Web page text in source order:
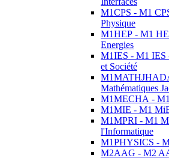
M1CPS - M1
Physique
M1HEP - M1
Energies
M1IES - M1 IES
et Société
Mathématiques
M1MECHA -
M1MIE - M1
M1MPRI - M1
l'Informatique
M1PHYSICS -
M2AAG - M2